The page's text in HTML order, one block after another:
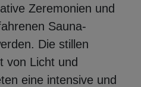
Zeremonien und
Sauna-
Die stillen
von Licht und
eine intensive und